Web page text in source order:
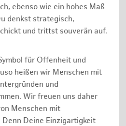
ebenso wie ein hohes Maß
denkst strategisch,
und trittst souverän auf.
für Offenheit und
heißen wir Menschen mit
und
Wir freuen uns daher
Menschen mit
Deine Einzigartigkeit